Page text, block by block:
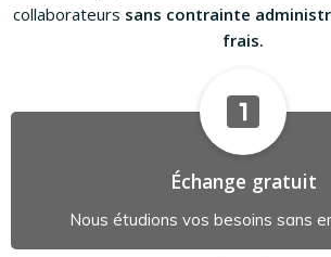
collaborateurs sans contrainte
frais.
Échange gratuit
Nous étudions vos besoins sans